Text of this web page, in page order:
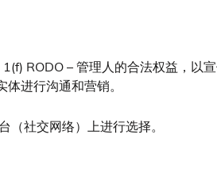
RODO – 管理人的合法权益，以
进行沟通和营销。
（社交网络）上进行选择。